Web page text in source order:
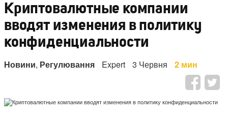
Криптовалютные компании
вводят изменения в политику
конфиденциальности
Новини, Регулювання Expert 3 Червня 2 мин